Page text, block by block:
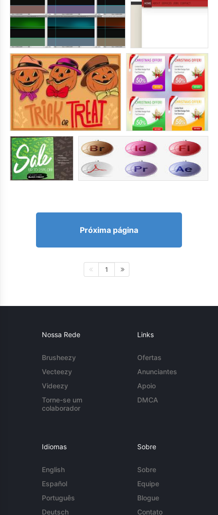
Próxima página
1
Nossa Rede
Brusheezy
Vecteezy
Videezy
Torne-se um
colaborador
Links
Ofertas
Anunciantes
Apoio
DMCA
Idiomas
English
Español
Português
Deutsch
Sobre
Sobre
Equipe
Blogue
Contato